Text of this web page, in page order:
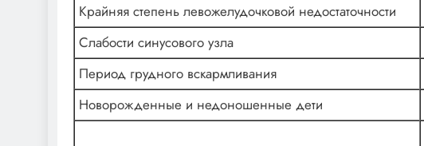
Крайняя степень левожелудочковой недостаточности
Слабости синусового узла
Период грудного вскармливания
Новорожденные и недоношенные дети